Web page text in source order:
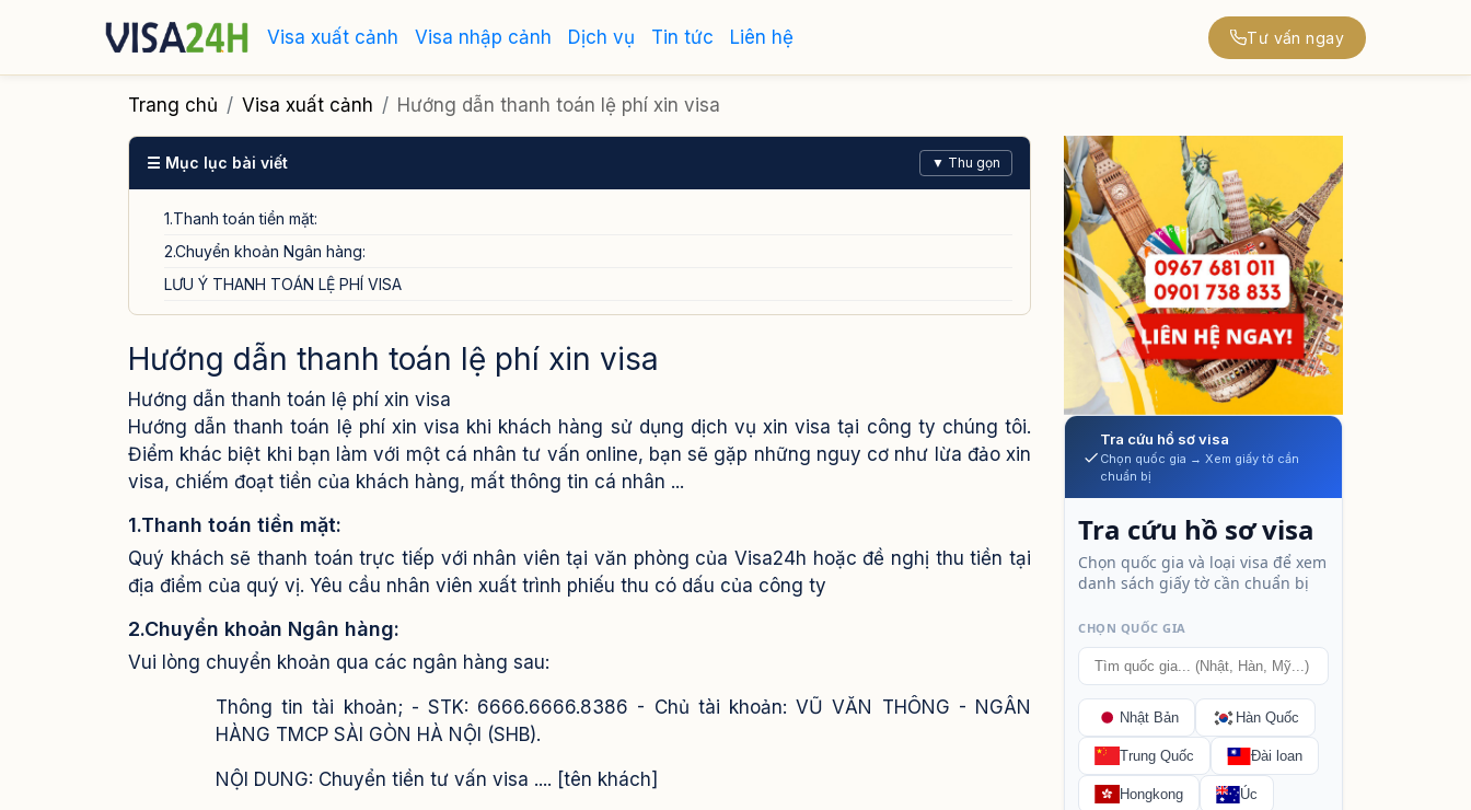
Visa xuất cảnh Visa nhập cảnh Dịch vụ Tin tức Liên hệ Tư vấn ngay
Trang chủ Visa xuất cảnh Hướng dẫn thanh toán lệ phí xin visa
☰ Mục lục bài viết ▼ Thu gọn
1.Thanh toán tiền mặt:
2.Chuyển khoản Ngân hàng:
LƯU Ý THANH TOÁN LỆ PHÍ VISA
Hướng dẫn thanh toán lệ phí xin visa
Hướng dẫn thanh toán lệ phí xin visa
Hướng dẫn thanh toán lệ phí xin visa khi khách hàng sử dụng dịch vụ xin visa tại công ty chúng tôi.
Điểm khác biệt khi bạn làm với một cá nhân tư vấn online, bạn sẽ gặp những nguy cơ như lừa đảo xin
visa, chiếm đoạt tiền của khách hàng, mất thông tin cá nhân ...
1.Thanh toán tiền mặt:
Quý khách sẽ thanh toán trực tiếp với nhân viên tại văn phòng của Visa24h hoặc đề nghị thu tiền tại
địa điểm của quý vị. Yêu cầu nhân viên xuất trình phiếu thu có dấu của công ty
2.Chuyển khoản Ngân hàng:
Vui lòng chuyển khoản qua các ngân hàng sau:
Thông tin tài khoản; - STK: 6666.6666.8386 - Chủ tài khoản: VŨ VĂN THÔNG - NGÂN
HÀNG TMCP SÀI GÒN HÀ NỘI (SHB).
NỘI DUNG: Chuyển tiền tư vấn visa .... [tên khách]
Tra cứu hồ sơ visa
Chọn quốc gia → Xem giấy tờ cần
chuẩn bị